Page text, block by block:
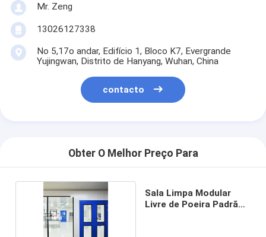
Mr. Zeng
13026127338
No 5,17o andar, Edifício 1, Bloco K7, Evergrande
Yujingwan, Distrito de Hanyang, Wuhan, China
contacto
Obter O Melhor Preço Para
Sala Limpa Modular
Livre de Poeira Padrão